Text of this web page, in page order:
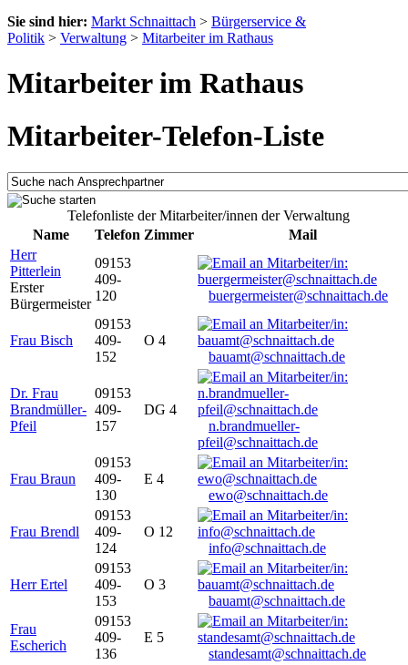
Sie sind hier: Markt Schnaittach > Bürgerservice &
Politik > Verwaltung > Mitarbeiter im Rathaus
Mitarbeiter im Rathaus
Mitarbeiter-Telefon-Liste
Telefonliste der Mitarbeiter/innen der Verwaltung
Name
Telefon Zimmer
Mail
Herr
Pitterlein
Erster
Bürgermeister
09153
409-
120
buergermeister@schnaittach.de
Frau Bisch
09153
409-
152
O 4
bauamt@schnaittach.de
Dr. Frau
Brandmüller-
Pfeil
09153
409-
157
DG 4
n.brandmueller-
pfeil@schnaittach.de
Frau Braun
09153
409-
130
E 4
ewo@schnaittach.de
Frau Brendl
09153
409-
124
O 12
info@schnaittach.de
Herr Ertel
09153
409-
153
O 3
bauamt@schnaittach.de
Frau
Escherich
09153
409-
136
E 5
standesamt@schnaittach.de